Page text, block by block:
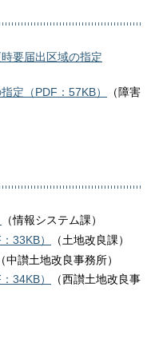
要届出区域の指定
定（PDF：57KB）
（障害
（情報システム課）
33KB）
（土地改良課）
（中讃土地改良事務所）
34KB）
（西讃土地改良事